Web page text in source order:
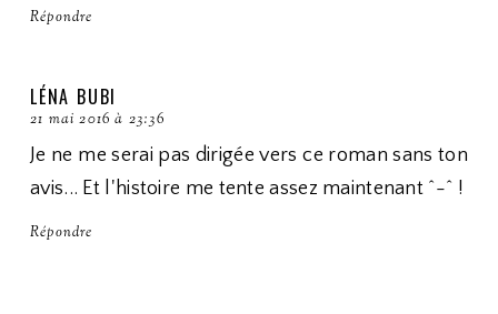
Répondre
LÉNA BUBI
21 mai 2016 à 23:36
Je ne me serai pas dirigée vers ce roman sans ton
avis... Et l'histoire me tente assez maintenant ^-^ !
Répondre